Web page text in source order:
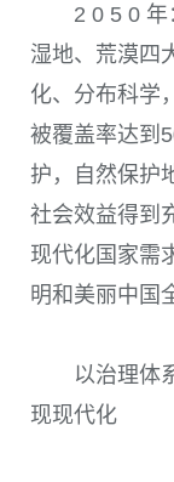
2 0 5 0 年
湿地、荒漠四
化、分布科学
被覆盖率达到
护，自然保护
社会效益得到
现代化国家需
明和美丽中国
以治理体
现现代化